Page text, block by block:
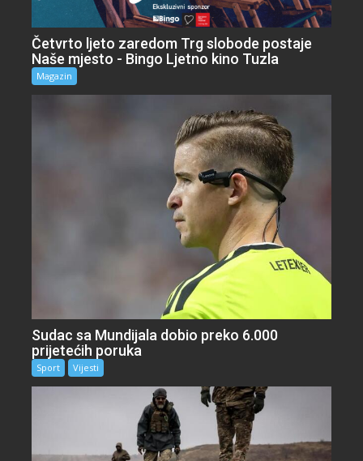
Četvrto ljeto zaredom Trg slobode postaje
Naše mjesto - Bingo Ljetno kino Tuzla
Magazin
Sudac sa Mundijala dobio preko 6.000
prijetećih poruka
Sport Vijesti